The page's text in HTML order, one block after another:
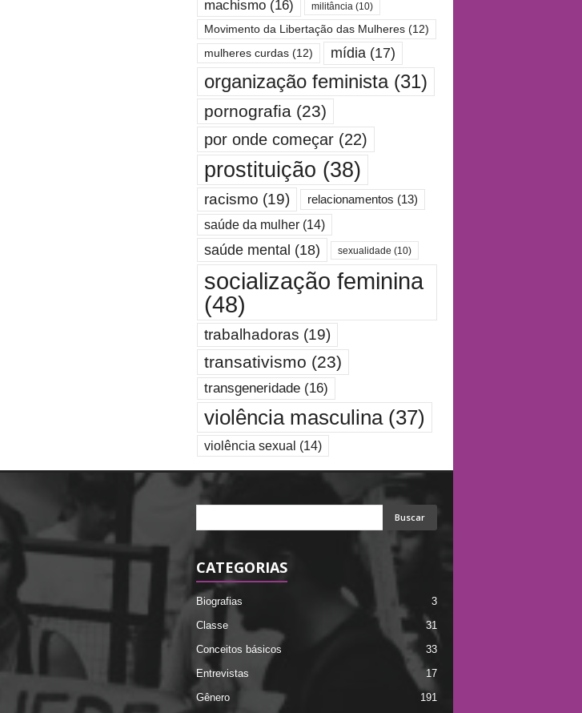
machismo(16) militância (10)
Movimento da Libertação das Mulheres(12)
mulheres curdas(12) mídia(17)
organização feminista(31)
pornografia(23)
por onde começar(22)
prostituição (38)
racismo (19) relacionamentos (13)
saúde da mulher(14)
saúde mental (18) sexualidade (10)
socialização feminina
(48)
trabalhadoras (19)
transativismo (23)
transgeneridade(16)
violência masculina(37)
violência sexual (14)
CATEGORIAS
Biografias
3
Classe
31
Conceitos básicos
33
Entrevistas
17
Gênero
191